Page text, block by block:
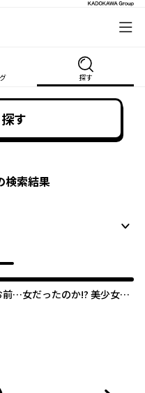
探す
す
検索結果
前…女だったのか!? 美少女に